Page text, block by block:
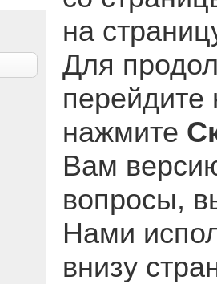
на
Для
нажмите
Вам
вопросы,
Нами
внизу